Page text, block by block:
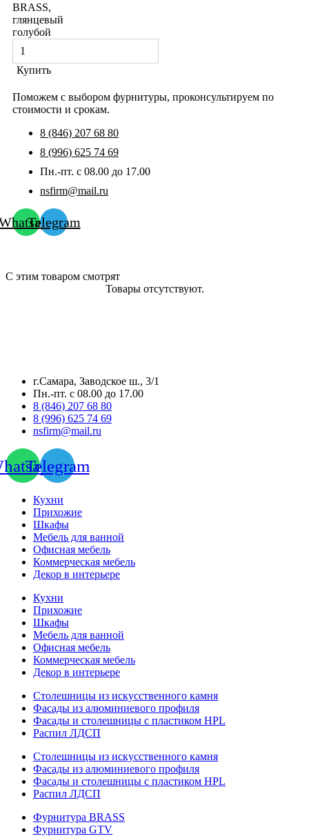
BRASS,
глянцевый
голубой
Купить
Поможем с выбором фурнитуры, проконсультируем по
стоимости и срокам.
8 (846) 207 68 80
8 (996) 625 74 69
Пн.-пт. с 08.00 до 17.00
nsfirm@mail.ru
Telegram
С этим товаром смотрят
Товары отсутствуют.
г.Самара, Заводское ш., 3/1
Пн.-пт. с 08.00 до 17.00
8 (846) 207 68 80
8 (996) 625 74 69
nsfirm@mail.ru
Telegram
Кухни
Прихожие
Шкафы
Мебель для ванной
Офисная мебель
Коммерческая мебель
Декор в интерьере
Кухни
Прихожие
Шкафы
Мебель для ванной
Офисная мебель
Коммерческая мебель
Декор в интерьере
Столешницы из искусственного камня
Фасады из алюминиевого профиля
Фасады и столешницы с пластиком HPL
Распил ЛДСП
Столешницы из искусственного камня
Фасады из алюминиевого профиля
Фасады и столешницы с пластиком HPL
Распил ЛДСП
Фурнитура BRASS
Фурнитура GTV